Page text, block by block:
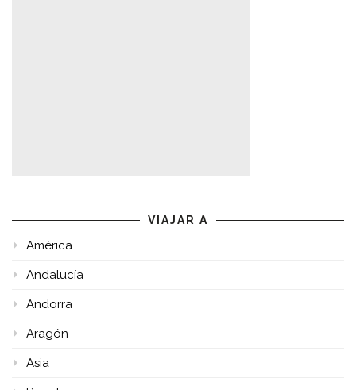
VIAJAR A
América
Andalucía
Andorra
Aragón
Asia